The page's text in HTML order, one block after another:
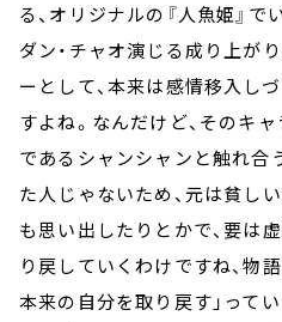
る、オリジナルの『人魚姫』で
ダン・チャオ演じる成り上が
ーとして、本来は感情移入し
すよね。なんだけど、そのキ
であるシャンシャンと触れ合
た人じゃないため、元は貧し
も思い出したりとかで、要は
り戻していくわけですね、物
本来の自分を取り戻す」って